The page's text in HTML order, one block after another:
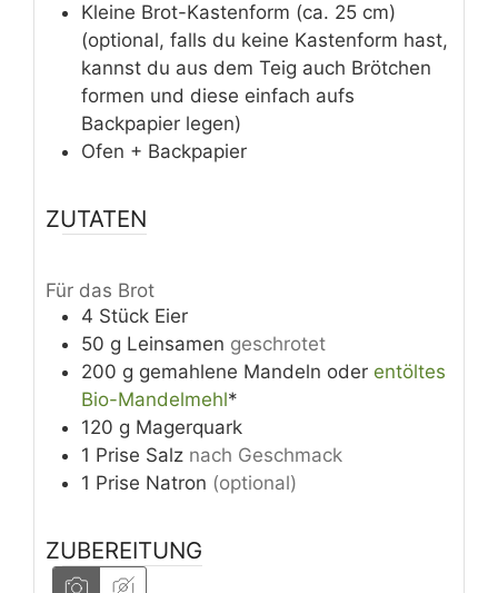
Kleine Brot-Kastenform (ca. 25 cm)
(optional, falls du keine Kastenform hast,
kannst du aus dem Teig auch Brötchen
formen und diese einfach aufs
Backpapier legen)
Ofen + Backpapier
ZUTATEN
Für das Brot
4 Stück Eier
50 g Leinsamen geschrotet
200 g gemahlene Mandeln oder entöltes
Bio-Mandelmehl*
120 g Magerquark
1 Prise Salz nach Geschmack
1 Prise Natron (optional)
ZUBEREITUNG